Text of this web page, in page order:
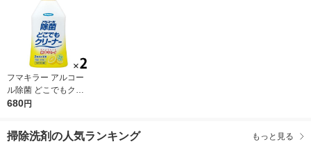
フマキラー アルコー
ル除菌 どこでもクリ
ーナー つけかえ用 1
680円
掃除洗剤の人気ランキング もっと見る